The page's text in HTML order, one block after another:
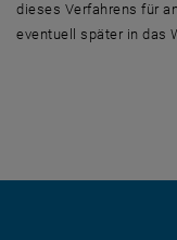
dieses Verfahrens für
eventuell später in das